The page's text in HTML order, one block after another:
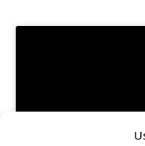
Haz clic para